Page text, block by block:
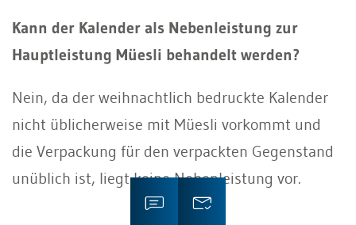
Kann der Kalender als Nebenleistung zur
Hauptleistung Müesli behandelt werden?
Nein, da der weihnachtlich bedruckte Kalender
nicht üblicherweise mit Müesli vorkommt und
die Verpackung für den verpackten Gegenstand
unüblich ist, liegt keine Nebenleistung vor.